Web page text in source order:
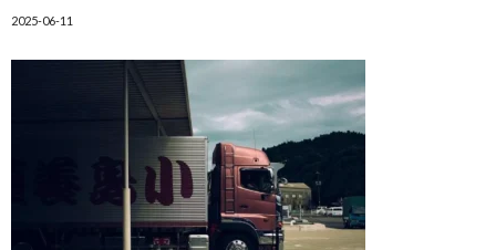
2025-06-11